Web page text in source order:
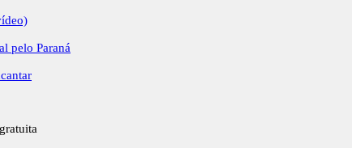
pelo Paraná